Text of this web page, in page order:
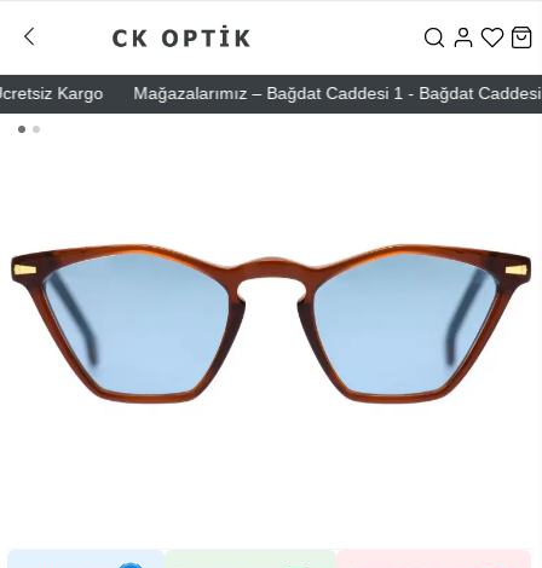
Kargo Mağazalarımız – Bağdat Caddesi 1 - Bağdat Caddesi 2